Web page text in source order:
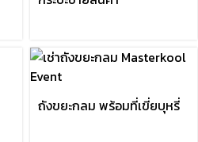
ถังขยะกลม พร้อมที่เขี่ยบุหรี่